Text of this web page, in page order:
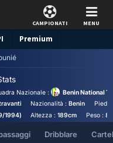
CAMPIONATI MENU
Premium
Nazionale :
Benin National
Nazionalità :Benin
1994) Altezza :189cm Peso :
Dribblare